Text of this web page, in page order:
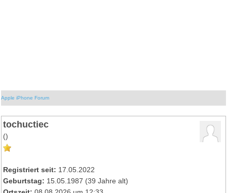
Apple iPhone Forum
tochuctiec
()
Registriert seit: 17.05.2022
Geburtstag: 15.05.1987 (39 Jahre alt)